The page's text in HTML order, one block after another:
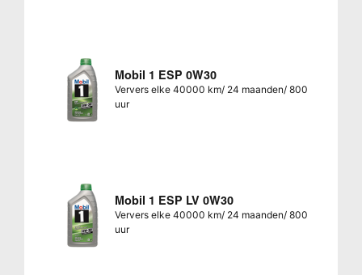
Mobil 1 ESP 0W30
Ververs elke 40000 km/ 24 maanden/ 800
uur
Mobil 1 ESP LV 0W30
Ververs elke 40000 km/ 24 maanden/ 800
uur